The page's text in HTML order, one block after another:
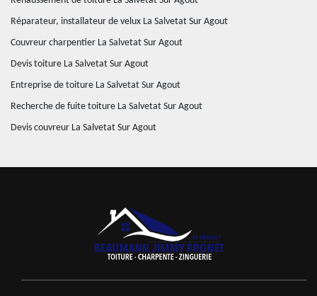
Réparateur, installateur de velux La Salvetat Sur Agout
Couvreur charpentier La Salvetat Sur Agout
Devis toiture La Salvetat Sur Agout
Entreprise de toiture La Salvetat Sur Agout
Recherche de fuite toiture La Salvetat Sur Agout
Devis couvreur La Salvetat Sur Agout